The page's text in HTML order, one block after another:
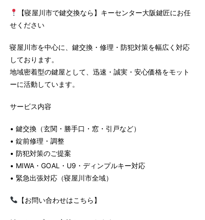
【寝屋川市で鍵交換なら】キーセンター大阪鍵匠にお任
せください
寝屋川市を中心に、鍵交換・修理・防犯対策を幅広く対応
しております。
地域密着型の鍵屋として、迅速・誠実・安心価格をモット
ーに活動しています。
サービス内容
• 鍵交換（玄関・勝手口・窓・引戸など）
• 錠前修理・調整
• 防犯対策のご提案
• MIWA・GOAL・U9・ディンプルキー対応
• 緊急出張対応（寝屋川市全域）
【お問い合わせはこちら】